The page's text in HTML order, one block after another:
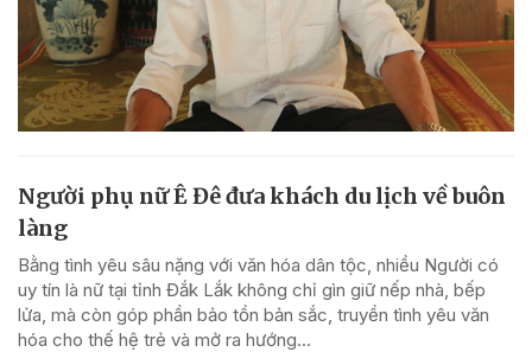
Người phụ nữ Ê Đê đưa khách du lịch về buôn
làng
Bằng tình yêu sâu nặng với văn hóa dân tộc, nhiều Người có
uy tín là nữ tại tỉnh Đắk Lắk không chỉ gìn giữ nếp nhà, bếp
lửa, mà còn góp phần bảo tồn bản sắc, truyền tình yêu văn
hóa cho thế hệ trẻ và mở ra hướng...